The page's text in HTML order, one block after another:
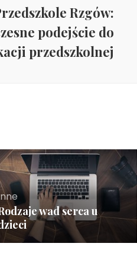
Rzgów:
podejście do
przedszkolnej
wad serca u